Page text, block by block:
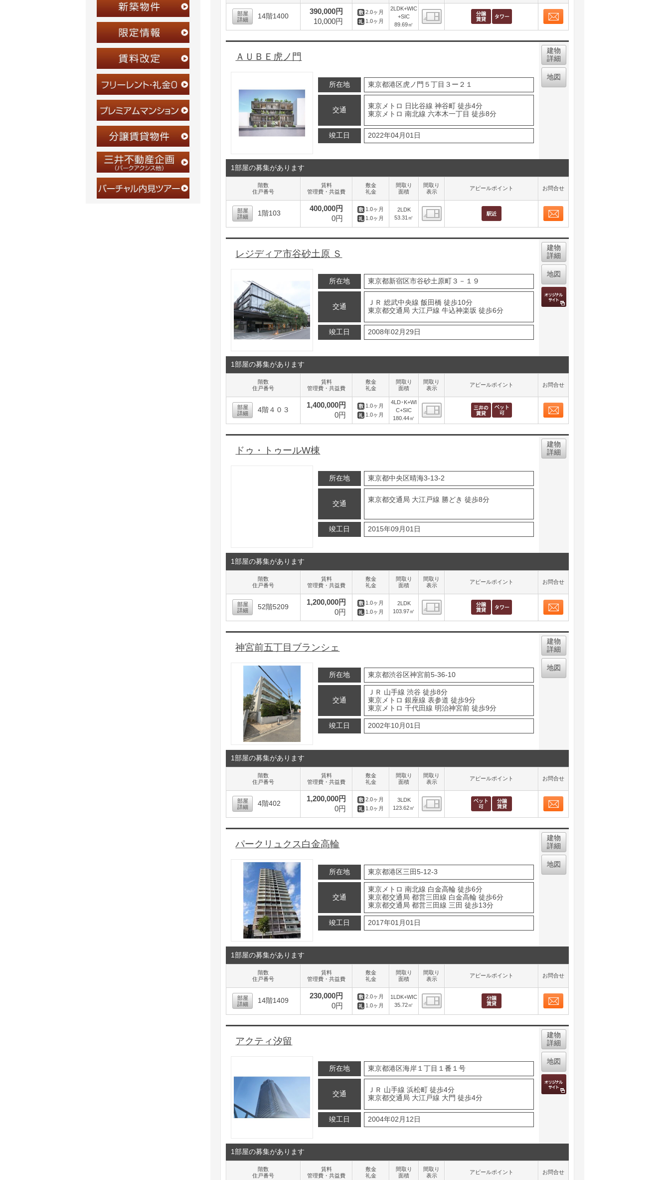
部屋
詳細
14階1400
390,000円
10,000円
2.0ヶ月
1.0ヶ月
2LDK+WIC
+SIC
89.69㎡
間取り表示
ＡＵＢＥ虎ノ門
所在地 東京都港区虎ノ門５丁目３ー２１
交通
東京メトロ 日比谷線 神谷町 徒歩4分
東京メトロ 南北線 六本木一丁目 徒歩8分
竣工日 2022年04月01日
建物
詳細
地図
1部屋の募集があります
階数
住戸番号
賃料
管理費・共益費
敷金
礼金
間取り
面積
間取り
表示
アピールポイント お問合せ
部屋
詳細
1階103
400,000円
0円
1.0ヶ月
1.0ヶ月
2LDK
53.31㎡
間取り表示
レジディア市谷砂土原 Ｓ
所在地 東京都新宿区市谷砂土原町３－１９
交通
ＪＲ 総武中央線 飯田橋 徒歩10分
東京都交通局 大江戸線 牛込神楽坂 徒歩6分
竣工日 2008年02月29日
建物
詳細
地図
1部屋の募集があります
階数
住戸番号
賃料
管理費・共益費
敷金
礼金
間取り
面積
間取り
表示
アピールポイント お問合せ
部屋
詳細
4階４０３
1,400,000円
0円
1.0ヶ月
1.0ヶ月
4LD･K+WI
C+SIC
180.44㎡
間取り表示
ドゥ・トゥールW棟
所在地 東京都中央区晴海3-13-2
交通
東京都交通局 大江戸線 勝どき 徒歩8分
竣工日 2015年09月01日
建物
詳細
1部屋の募集があります
階数
住戸番号
賃料
管理費・共益費
敷金
礼金
間取り
面積
間取り
表示
アピールポイント お問合せ
部屋
詳細
52階5209
1,200,000円
0円
1.0ヶ月
1.0ヶ月
2LDK
103.97㎡
間取り表示
神宮前五丁目ブランシェ
所在地 東京都渋谷区神宮前5-36-10
交通
ＪＲ 山手線 渋谷 徒歩8分
東京メトロ 銀座線 表参道 徒歩9分
東京メトロ 千代田線 明治神宮前 徒歩9分
竣工日 2002年10月01日
建物
詳細
地図
1部屋の募集があります
階数
住戸番号
賃料
管理費・共益費
敷金
礼金
間取り
面積
間取り
表示
アピールポイント お問合せ
部屋
詳細
4階402
1,200,000円
0円
2.0ヶ月
1.0ヶ月
3LDK
123.62㎡
間取り表示
パークリュクス白金高輪
所在地 東京都港区三田5-12-3
交通
東京メトロ 南北線 白金高輪 徒歩6分
東京都交通局 都営三田線 白金高輪 徒歩6分
東京都交通局 都営三田線 三田 徒歩13分
竣工日 2017年01月01日
建物
詳細
地図
1部屋の募集があります
階数
住戸番号
賃料
管理費・共益費
敷金
礼金
間取り
面積
間取り
表示
アピールポイント お問合せ
部屋
詳細
14階1409
230,000円
0円
2.0ヶ月
1.0ヶ月
1LDK+WIC
35.72㎡
間取り表示
アクティ汐留
所在地 東京都港区海岸１丁目１番１号
交通
ＪＲ 山手線 浜松町 徒歩4分
東京都交通局 大江戸線 大門 徒歩4分
竣工日 2004年02月12日
建物
詳細
地図
1部屋の募集があります
階数
住戸番号
賃料
管理費・共益費
敷金
礼金
間取り
面積
間取り
表示
アピールポイント お問合せ